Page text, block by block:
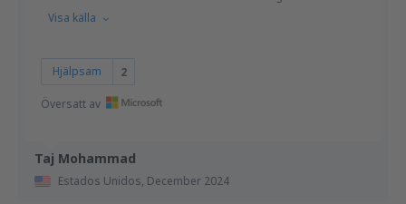
Taj Mohammad
Estados Unidos, December 2024
Visa källa
Hjälpsam 2
Översatt av